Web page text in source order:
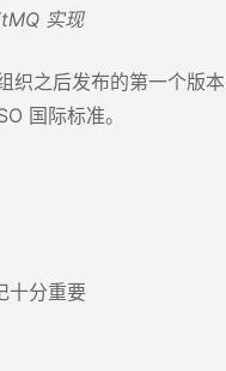
实现
织之后发布的第一个版本
国际标准。
十分重要